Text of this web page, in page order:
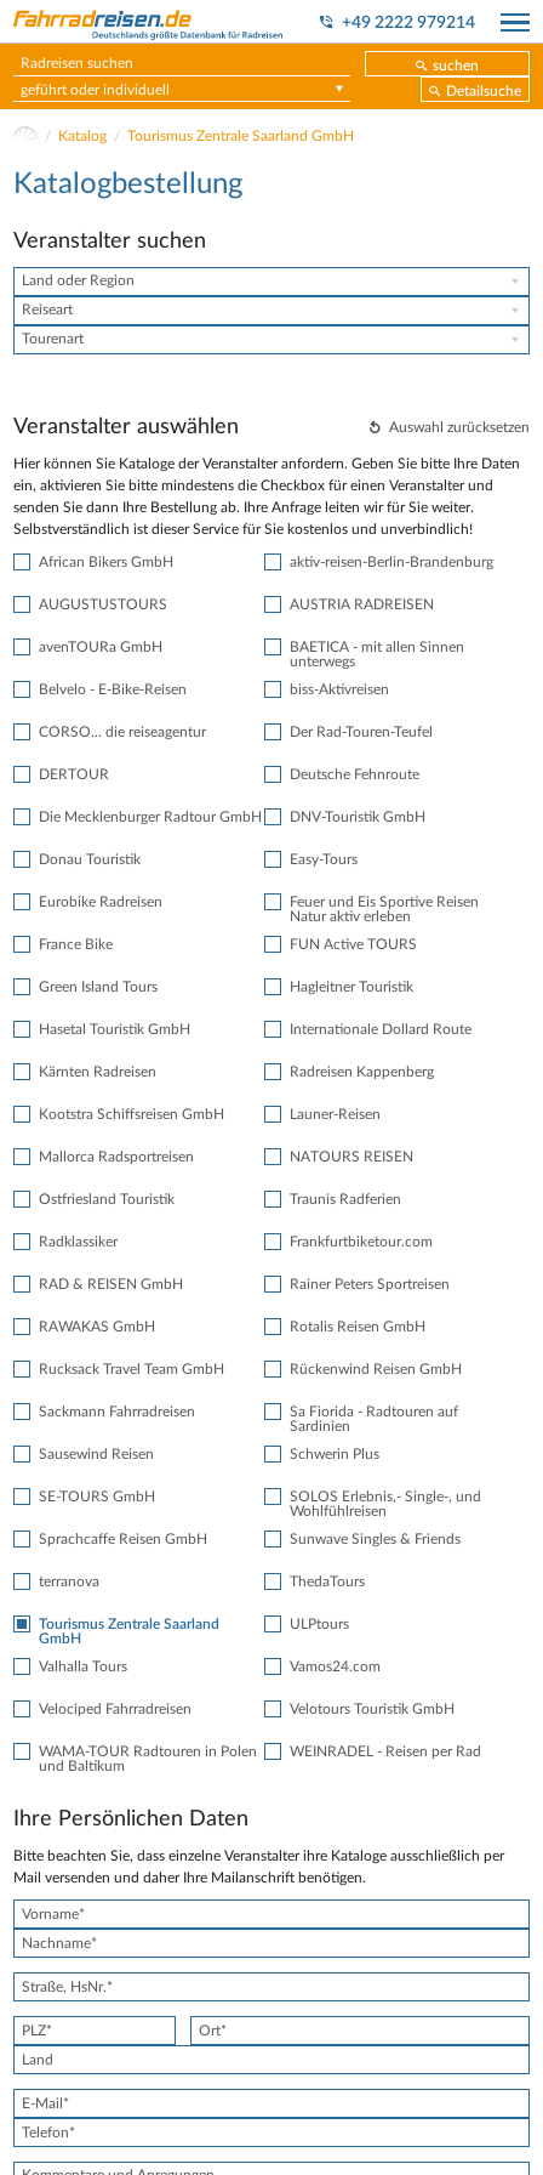
+49 2222 979214
suchen
geführt oder individuell
Detailsuche
Katalog Tourismus Zentrale Saarland GmbH
Katalogbestellung
Veranstalter suchen
Land oder Region
Reiseart
Tourenart
Auswahl zurücksetzen
Veranstalter auswählen
Hier können Sie Kataloge der Veranstalter anfordern. Geben Sie bitte Ihre Daten
ein, aktivieren Sie bitte mindestens die Checkbox für einen Veranstalter und
senden Sie dann Ihre Bestellung ab. Ihre Anfrage leiten wir für Sie weiter.
Selbstverständlich ist dieser Service für Sie kostenlos und unverbindlich!
African Bikers GmbH aktiv-reisen-Berlin-Brandenburg
AUGUSTUSTOURS AUSTRIA RADREISEN
avenTOURa GmbH
BAETICA - mit allen Sinnen
unterwegs
Belvelo - E-Bike-Reisen
biss-Aktivreisen
CORSO... die reiseagentur Der Rad-Touren-Teufel
DERTOUR Deutsche Fehnroute
Die Mecklenburger Radtour GmbH DNV-Touristik GmbH
Donau Touristik Easy-Tours
Eurobike Radreisen
Feuer und Eis Sportive Reisen
Natur aktiv erleben
France Bike
FUN Active TOURS
Green Island Tours Hagleitner Touristik
Hasetal Touristik GmbH Internationale Dollard Route
Kärnten Radreisen Radreisen Kappenberg
Kootstra Schiffsreisen GmbH Launer-Reisen
Mallorca Radsportreisen NATOURS REISEN
Ostfriesland Touristik Traunis Radferien
Radklassiker Frankfurtbiketour.com
RAD & REISEN GmbH Rainer Peters Sportreisen
RAWAKAS GmbH Rotalis Reisen GmbH
Rucksack Travel Team GmbH Rückenwind Reisen GmbH
Sackmann Fahrradreisen
Sa Fiorida - Radtouren auf
Sardinien
Sausewind Reisen
Schwerin Plus
SE-TOURS GmbH
SOLOS Erlebnis,- Single-, und
Wohlfühlreisen
Sprachcaffe Reisen GmbH
Sunwave Singles & Friends
terranova ThedaTours
Tourismus Zentrale Saarland
GmbH
ULPtours
Valhalla Tours Vamos24.com
Velociped Fahrradreisen Velotours Touristik GmbH
WAMA-TOUR Radtouren in Polen
und Baltikum
WEINRADEL - Reisen per Rad
Ihre Persönlichen Daten
Bitte beachten Sie, dass einzelne Veranstalter ihre Kataloge ausschließlich per
Mail versenden und daher Ihre Mailanschrift benötigen.